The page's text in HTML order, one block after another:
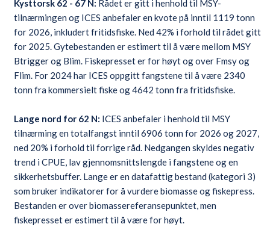
Kysttorsk 62 - 67 N: Rådet er gitt i henhold til MSY-
tilnærmingen og ICES anbefaler en kvote på inntil 1119 tonn
for 2026, inkludert fritidsfiske. Ned 42% i forhold til rådet gitt
for 2025. Gytebestanden er estimert til å være mellom MSY
Btrigger og Blim. Fiskepresset er for høyt og over Fmsy og
Flim. For 2024 har ICES oppgitt fangstene til å være 2340
tonn fra kommersielt fiske og 4642 tonn fra fritidsfiske.
Lange nord for 62 N: ICES anbefaler i henhold til MSY
tilnærming en totalfangst inntil 6906 tonn for 2026 og 2027,
ned 20% i forhold til forrige råd. Nedgangen skyldes negativ
trend i CPUE, lav gjennomsnittslengde i fangstene og en
sikkerhetsbuffer. Lange er en datafattig bestand (kategori 3)
som bruker indikatorer for å vurdere biomasse og fiskepress.
Bestanden er over biomassereferansepunktet, men
fiskepresset er estimert til å være for høyt.